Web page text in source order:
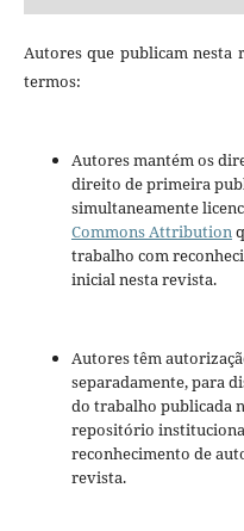
Autores que publicam nesta
termos:
Autores mantém os
direito de primeira
simultaneamente
Commons Attribution
trabalho com
inicial nesta revista.
Autores têm
separadamente, para
do trabalho publicada
repositório
reconhecimento de
revista.